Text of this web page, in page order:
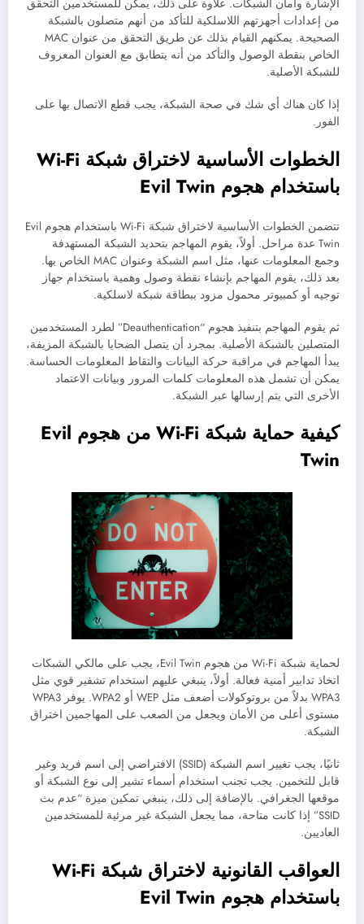
الإشارة وأمان الشبكات. علاوة على ذلك، يمكن للمستخدمين التحقق
من إعدادات أجهزتهم اللاسلكية للتأكد من أنهم متصلون بالشبكة
الصحيحة. يمكنهم القيام بذلك عن طريق التحقق من عنوان MAC
الخاص بنقطة الوصول والتأكد من أنه يتطابق مع العنوان المعروف
للشبكة الأصلية.
إذا كان هناك أي شك في صحة الشبكة، يجب قطع الاتصال بها على
الفور.
الخطوات الأساسية لاختراق شبكة Wi-Fi
باستخدام هجوم Evil Twin
تتضمن الخطوات الأساسية لاختراق شبكة Wi-Fi باستخدام هجوم Evil
Twin عدة مراحل. أولاً، يقوم المهاجم بتحديد الشبكة المستهدفة
وجمع المعلومات عنها، مثل اسم الشبكة وعنوان MAC الخاص بها.
بعد ذلك، يقوم المهاجم بإنشاء نقطة وصول وهمية باستخدام جهاز
توجيه أو كمبيوتر محمول مزود ببطاقة شبكة لاسلكية.
ثم يقوم المهاجم بتنفيذ هجوم “Deauthentication” لطرد المستخدمين
المتصلين بالشبكة الأصلية. بمجرد أن يتصل الضحايا بالشبكة المزيفة،
يبدأ المهاجم في مراقبة حركة البيانات والتقاط المعلومات الحساسة.
يمكن أن تشمل هذه المعلومات كلمات المرور وبيانات الاعتماد
الأخرى التي يتم إرسالها عبر الشبكة.
كيفية حماية شبكة Wi-Fi من هجوم Evil
Twin
لحماية شبكة Wi-Fi من هجوم Evil Twin، يجب على مالكي الشبكات
اتخاذ تدابير أمنية فعالة. أولاً، ينبغي عليهم استخدام تشفير قوي مثل
WPA3 بدلاً من بروتوكولات أضعف مثل WEP أو WPA2. يوفر WPA3
مستوى أعلى من الأمان ويجعل من الصعب على المهاجمين اختراق
الشبكة.
ثانيًا، يجب تغيير اسم الشبكة (SSID) الافتراضي إلى اسم فريد وغير
قابل للتخمين. يجب تجنب استخدام أسماء تشير إلى نوع الشبكة أو
موقعها الجغرافي. بالإضافة إلى ذلك، ينبغي تمكين ميزة “عدم بث
SSID” إذا كانت متاحة، مما يجعل الشبكة غير مرئية للمستخدمين
العاديين.
العواقب القانونية لاختراق شبكة Wi-Fi
باستخدام هجوم Evil Twin